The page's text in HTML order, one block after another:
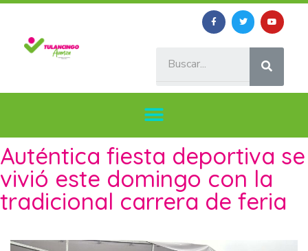
Auténtica fiesta deportiva se
vivió este domingo con la
tradicional carrera de feria